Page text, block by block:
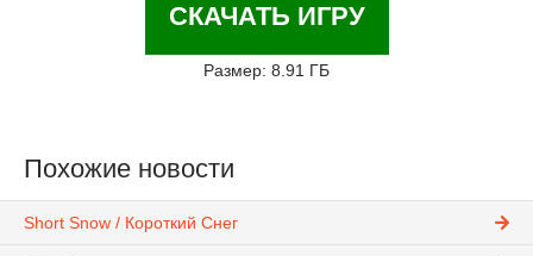
СКАЧАТЬ ИГРУ
Размер: 8.91 ГБ
Похожие новости
Short Snow / Короткий Снег